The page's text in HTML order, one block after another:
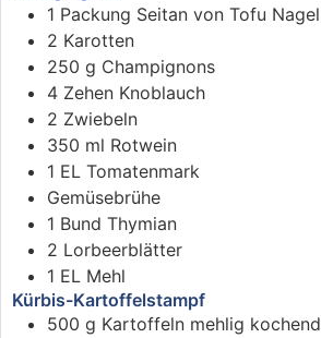
1 Packung Seitan von Tofu Nagel
2 Karotten
250 g Champignons
4 Zehen Knoblauch
2 Zwiebeln
350 ml Rotwein
1 EL Tomatenmark
Gemüsebrühe
1 Bund Thymian
2 Lorbeerblätter
1 EL Mehl
Kürbis-Kartoffelstampf
500 g Kartoffeln mehlig kochend